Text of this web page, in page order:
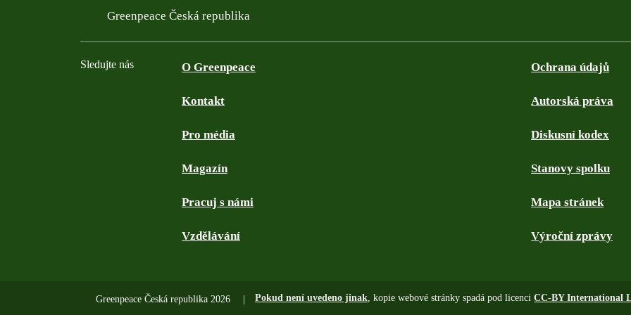
Greenpeace Česká republika
Sledujte nás O Greenpeace
Kontakt
Pro média
Magazín
Pracuj s námi
Vzdělávání
Ochrana údajů
Autorská práva
Diskusní kodex
Stanovy spolku
Mapa stránek
Výroční zprávy
Greenpeace Česká republika 2026 Pokud není uvedeno jinak, kopie webové stránky spadá pod licenci CC-BY International